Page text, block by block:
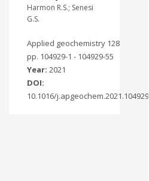
Harmon R.S.; Senesi
G.S.
Applied geochemistry 128
pp. 104929-1 - 104929-55
Year: 2021
DOI:
10.1016/j.apgeochem.2021.104929